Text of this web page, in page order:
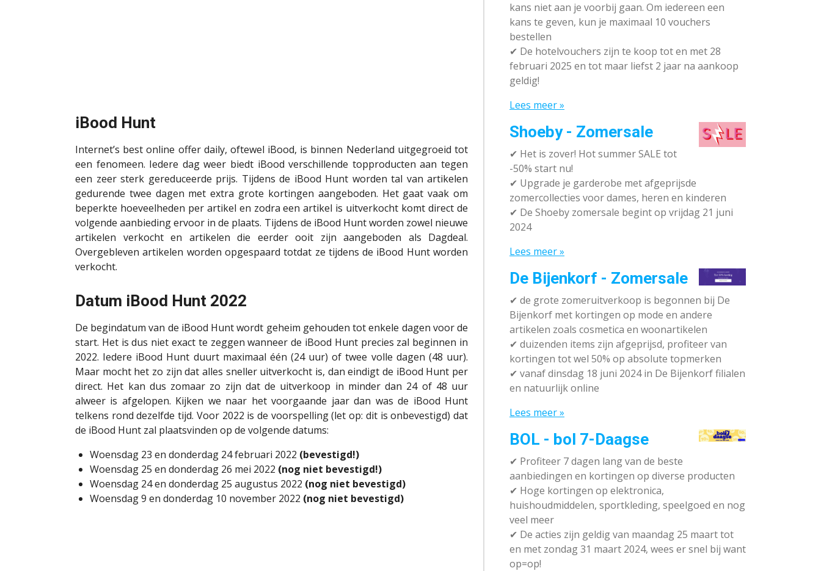
iBood Hunt
Internet’s best online offer daily, oftewel iBood, is binnen Nederland uitgegroeid tot
een fenomeen. Iedere dag weer biedt iBood verschillende topproducten aan tegen
een zeer sterk gereduceerde prijs. Tijdens de iBood Hunt worden tal van artikelen
gedurende twee dagen met extra grote kortingen aangeboden. Het gaat vaak om
beperkte hoeveelheden per artikel en zodra een artikel is uitverkocht komt direct de
volgende aanbieding ervoor in de plaats. Tijdens de iBood Hunt worden zowel nieuwe
artikelen verkocht en artikelen die eerder ooit zijn aangeboden als Dagdeal.
Overgebleven artikelen worden opgespaard totdat ze tijdens de iBood Hunt worden
verkocht.
Datum iBood Hunt 2022
De begindatum van de iBood Hunt wordt geheim gehouden tot enkele dagen voor de
start. Het is dus niet exact te zeggen wanneer de iBood Hunt precies zal beginnen in
2022. Iedere iBood Hunt duurt maximaal één (24 uur) of twee volle dagen (48 uur).
Maar mocht het zo zijn dat alles sneller uitverkocht is, dan eindigt de iBood Hunt per
direct. Het kan dus zomaar zo zijn dat de uitverkoop in minder dan 24 of 48 uur
alweer is afgelopen. Kijken we naar het voorgaande jaar dan was de iBood Hunt
telkens rond dezelfde tijd. Voor 2022 is de voorspelling (let op: dit is onbevestigd) dat
de iBood Hunt zal plaatsvinden op de volgende datums:
Woensdag 23 en donderdag 24 februari 2022 (bevestigd!)
Woensdag 25 en donderdag 26 mei 2022 (nog niet bevestigd!)
Woensdag 24 en donderdag 25 augustus 2022 (nog niet bevestigd)
Woensdag 9 en donderdag 10 november 2022 (nog niet bevestigd)
kans niet aan je voorbij gaan. Om iedereen een
kans te geven, kun je maximaal 10 vouchers
bestellen
✔ De hotelvouchers zijn te koop tot en met 28
februari 2025 en tot maar liefst 2 jaar na aankoop
geldig!
Lees meer »
Shoeby - Zomersale
✔ Het is zover! Hot summer SALE tot
-50% start nu!
✔ Upgrade je garderobe met afgeprijsde
zomercollecties voor dames, heren en kinderen
✔ De Shoeby zomersale begint op vrijdag 21 juni
2024
Lees meer »
De Bijenkorf - Zomersale
✔ de grote zomeruitverkoop is begonnen bij De
Bijenkorf met kortingen op mode en andere
artikelen zoals cosmetica en woonartikelen
✔ duizenden items zijn afgeprijsd, profiteer van
kortingen tot wel 50% op absolute topmerken
✔ vanaf dinsdag 18 juni 2024 in De Bijenkorf filialen
en natuurlijk online
Lees meer »
BOL - bol 7-Daagse
✔ Profiteer 7 dagen lang van de beste
aanbiedingen en kortingen op diverse producten
✔ Hoge kortingen op elektronica,
huishoudmiddelen, sportkleding, speelgoed en nog
veel meer
✔ De acties zijn geldig van maandag 25 maart tot
en met zondag 31 maart 2024, wees er snel bij want
op=op!